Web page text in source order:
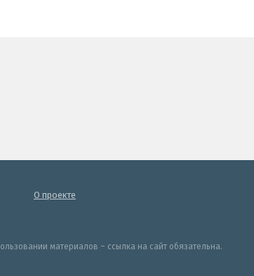
О проекте
материалов – ссылка на сайт обязательна.